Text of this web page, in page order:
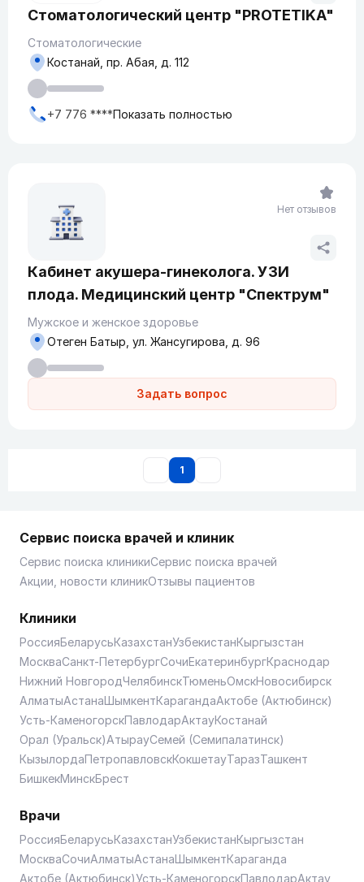
Стоматологический центр "PROTETIKA"
Стоматологические
Костанай, пр. Абая, д. 112
+7 776 ****Показать полностью
Кабинет акушера-гинеколога. УЗИ
плода. Медицинский центр "Спектрум"
Мужское и женское здоровье
Задать вопрос
Отеген Батыр, ул. Жансугирова, д. 96
Нет отзывов
1
Сервис поиска врачей и клиник
Сервис поиска клиникиСервис поиска врачей
Акции, новости клиникОтзывы пациентов
Клиники
РоссияБеларусьКазахстанУзбекистанКыргызстан
МоскваСанкт-ПетербургСочиЕкатеринбургКраснодар
Нижний НовгородЧелябинскТюменьОмскНовосибирск
АлматыАстанаШымкентКарагандаАктобе (Актюбинск)
Усть-КаменогорскПавлодарАктауКостанай
Орал (Уральск)АтырауСемей (Семипалатинск)
КызылордаПетропавловскКокшетауТаразТашкент
БишкекМинскБрест
Врачи
РоссияБеларусьКазахстанУзбекистанКыргызстан
МоскваСочиАлматыАстанаШымкентКараганда
Актобе (Актюбинск)Усть-КаменогорскПавлодарАктау